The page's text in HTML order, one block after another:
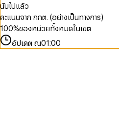
นับไปแล้ว
คะแนนจาก กกต. (อย่างเป็นทางการ)
100%ของหน่วยทั้งหมดในเขต
อัปเดต ณ01:00